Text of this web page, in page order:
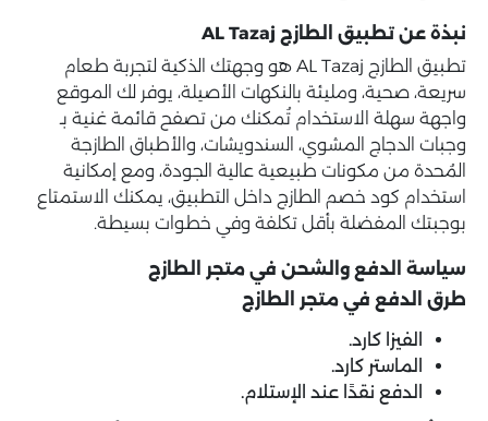
نبذة عن تطبيق الطازج AL Tazaj
تطبيق الطازج AL Tazaj هو وجهتك الذكية لتجربة طعام
سريعة، صحية، ومليئة بالنكهات الأصيلة، يوفر لك الموقع
واجهة سهلة الاستخدام تُمكنك من تصفح قائمة غنية بـ
وجبات الدجاج المشوي، السندويشات، والأطباق الطازجة
المُحدة من مكونات طبيعية عالية الجودة، ومع إمكانية
استخدام كود خصم الطازج داخل التطبيق، يمكنك الاستمتاع
بوجبتك المفضلة بأقل تكلفة وفي خطوات بسيطة.
سياسة الدفع والشحن في متجر الطازج
طرق الدفع في متجر الطازج
الفيزا كارد.
الماستر كارد.
الدفع نقدًا عند الإستلام.